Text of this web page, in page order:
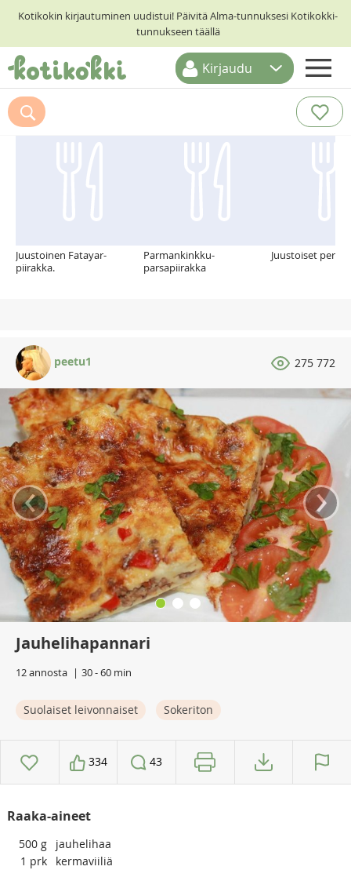
Kotikokin kirjautuminen uudistui! Päivitä Alma-tunnuksesi Kotikokki-
tunnukseen täällä
ETUSIVU
RESEPTIHAKU
Kirjaudu
Suosittelemme myös
Juustoinen Fatayar-
piirakka.
Parmankinkku-
parsapiirakka
Juustoiset
peetu1 275 772
‹ ›
Jauhelihapannari
12 annosta 30 - 60 min
Suolaiset leivonnaiset Sokeriton
334 43
Raaka-aineet
500 g
jauhelihaa
1 prk
kermaviiliä